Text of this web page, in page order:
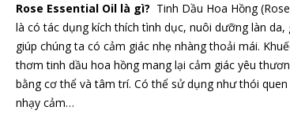
Rose Essential Oil là gì? Tinh Dầu Hoa Hồng
là có tác dụng kích thích tình dục, nuôi dưỡng làn
giúp chúng ta có cảm giác nhẹ nhàng thoải mái.
thơm tinh dầu hoa hồng mang lại cảm giác yêu
bằng cơ thể và tâm trí. Có thể sử dụng như thói
nhạy cảm…